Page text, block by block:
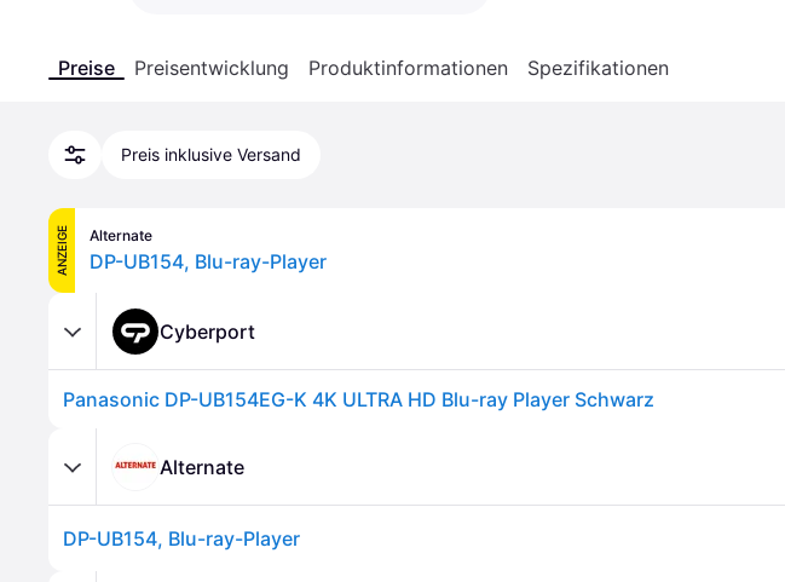
Preise Preisentwicklung Produktinformationen Spezifikationen
Preis inklusive Versand
ANZEIGE Alternate
DP-UB154, Blu-ray-Player
Cyberport
Panasonic DP-UB154EG-K 4K ULTRA HD Blu-ray Player Schwarz
Alternate
DP-UB154, Blu-ray-Player